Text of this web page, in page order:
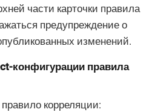
части карточки правила
предупреждение о
изменений.
конфигурации правила
корреляции: